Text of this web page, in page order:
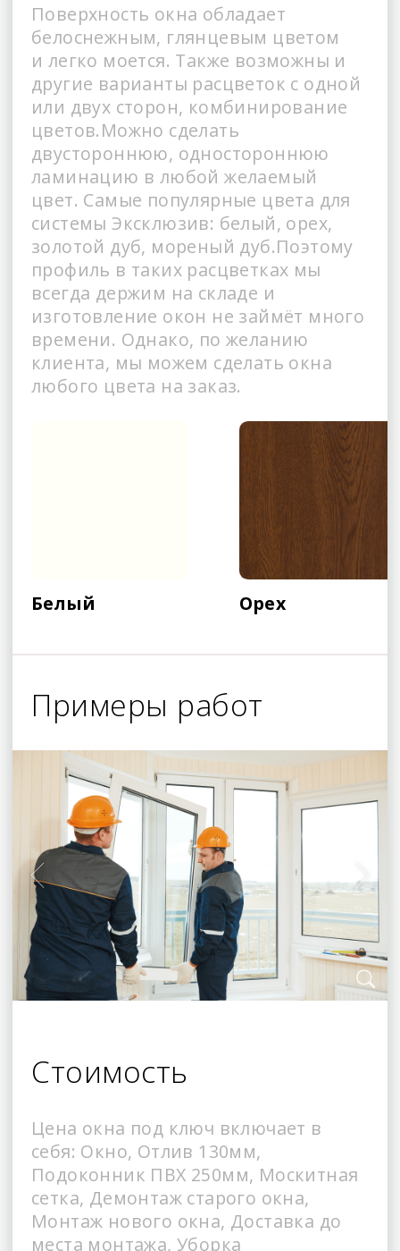
Поверхность окна обладает
белоснежным, глянцевым цветом
и легко моется. Также возможны и
другие варианты расцветок с одной
или двух сторон, комбинирование
цветов.Можно сделать
двустороннюю, одностороннюю
ламинацию в любой желаемый
цвет. Самые популярные цвета для
системы Эксклюзив: белый, орех,
золотой дуб, мореный дуб.Поэтому
профиль в таких расцветках мы
всегда держим на складе и
изготовление окон не займёт много
времени. Однако, по желанию
клиента, мы можем сделать окна
любого цвета на заказ.
Белый Орех
Примеры работ
Стоимость
Цена окна под ключ включает в
себя: Окно, Отлив 130мм,
Подоконник ПВХ 250мм, Москитная
сетка, Демонтаж старого окна,
Монтаж нового окна, Доставка до
места монтажа, Уборка